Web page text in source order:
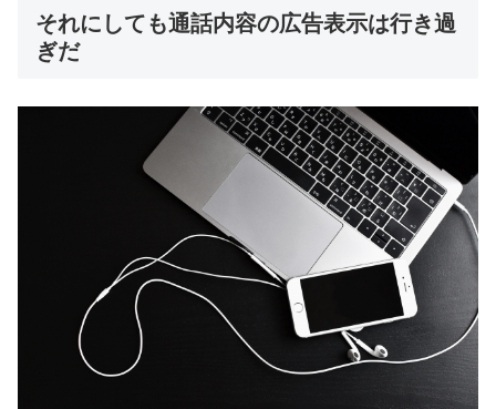
それにしても通話内容の広告表示は行き過
ぎだ